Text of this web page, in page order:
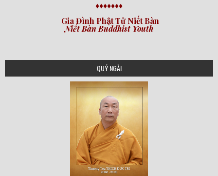
♦♦♦♦♦♦♦
Gia Đình Phật Tử Niết Bàn
Niết Bàn Buddhist Youth
QUÝ NGÀI